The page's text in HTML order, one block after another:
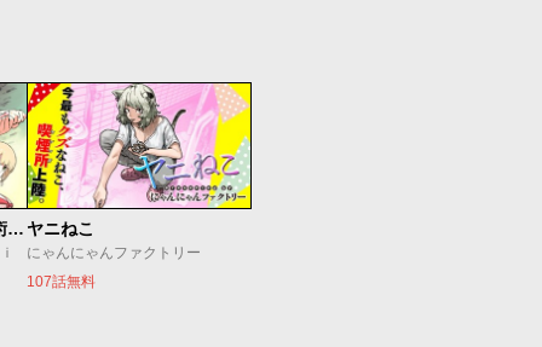
追放されたチート付与魔術師は気ままなセカンドライフを謳歌する。 ～俺は武器だけじゃなく、あらゆるものに『強化ポイント』を付与できるし、俺の意思でいつでも効果を解除できるけど、残った人たち大丈夫？～ ヤニねこ
にゃんにゃんファクトリー
107話無料